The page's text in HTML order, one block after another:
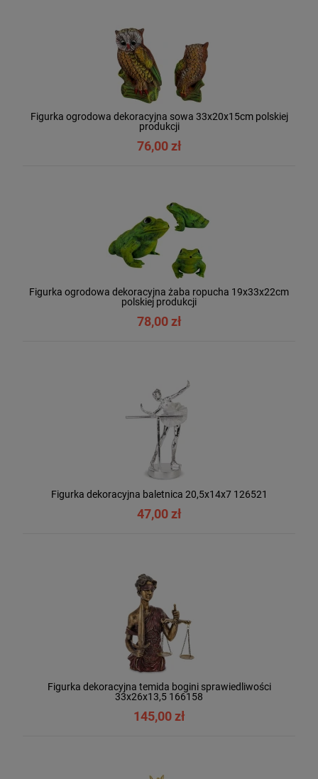
Figurka ogrodowa dekoracyjna sowa 33x20x15cm polskiej
produkcji
76,00 zł
Figurka ogrodowa dekoracyjna żaba ropucha 19x33x22cm
polskiej produkcji
78,00 zł
Figurka dekoracyjna baletnica 20,5x14x7 126521
47,00 zł
Figurka dekoracyjna temida bogini sprawiedliwości
33x26x13,5 166158
145,00 zł